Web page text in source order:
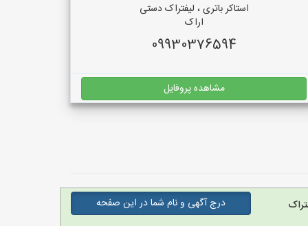
استاکر باتری ، لیفتراک دستی
اراک
09930376594
مشاهده پروفایل
درج آگهی و نام شما در این صفحه